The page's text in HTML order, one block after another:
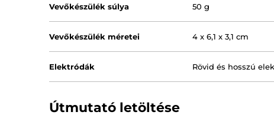
Vevőkészülék súlya 50 g
Vevőkészülék méretei 4 x 6,1 x 3,1 cm
Elektródák Rövid és hosszú
Útmutató letöltése